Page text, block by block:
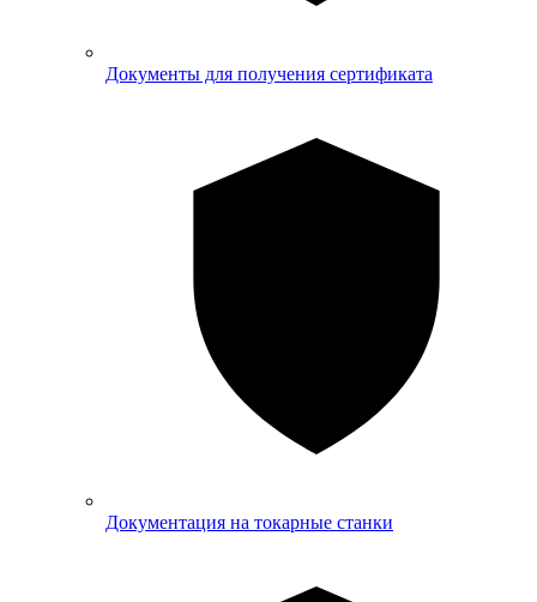
Документы для получения сертификата
Документация на токарные станки